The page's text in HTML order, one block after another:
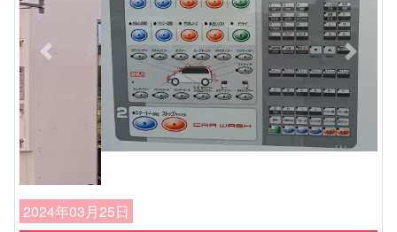
Previous Next
2024年03月25日